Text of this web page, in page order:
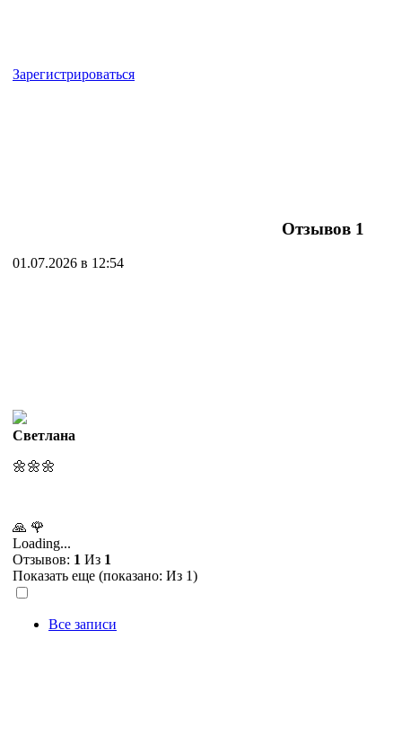
Зарегистрироваться
Отзывов 1
01.07.2026 в 12:54
Светлана
🌼🌼🌼
🙏 🌹
Loading...
Отзывов: 1 Из 1
Показать еще (показано: Из 1)
Все записи